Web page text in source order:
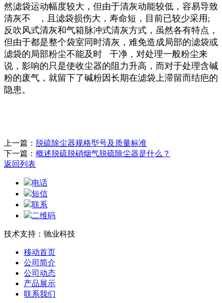
然滤袋运动幅度较大，但由于清灰动能较低，容易导致
清灰不 ，且滤袋损伤大，寿命短，目前已较少采用;
反吹风式清灰和气箱脉冲式清灰方式，虽然各有特点，
但由于都是整个袋室同时清灰，难免造成局部的滤袋或
滤袋的局部粉尘不能及时 干净，对处理一般粉尘来
说，影响的只是使收尘器的阻力升高，而对于处理含碱
粉的废气，就留下了碱粉因长期在滤袋上滞留而结疤的
隐患。
上一篇： 脱硫除尘器规格型号及质量标准
下一篇： 概述脱硫脱硝烟气脱硫除尘器是什么？
返回列表
电话
短信
联系
二维码
技术支持：驰业科技
移动首页
公司简介
公司动态
产品展示
联系我们